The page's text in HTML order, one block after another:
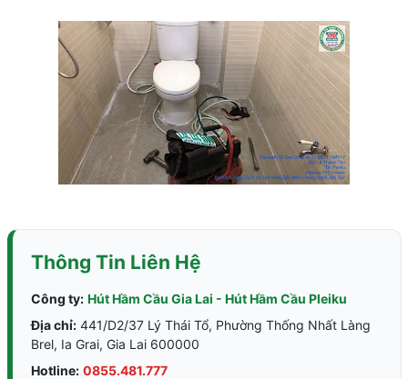
Thông Tin Liên Hệ
Công ty: Hút Hầm Cầu Gia Lai - Hút Hầm Cầu Pleiku
Địa chỉ:441/D2/37 Lý Thái Tổ, Phường Thống Nhất Làng
Brel, Ia Grai, Gia Lai 600000
Hotline: 0855.481.777